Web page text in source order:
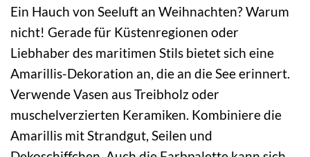
Ein Hauch von Seeluft an Weihnachten? Warum
nicht! Gerade für Küstenregionen oder
Liebhaber des maritimen Stils bietet sich eine
Amarillis-Dekoration an, die an die See erinnert.
Verwende Vasen aus Treibholz oder
muschelverzierten Keramiken. Kombiniere die
Amarillis mit Strandgut, Seilen und